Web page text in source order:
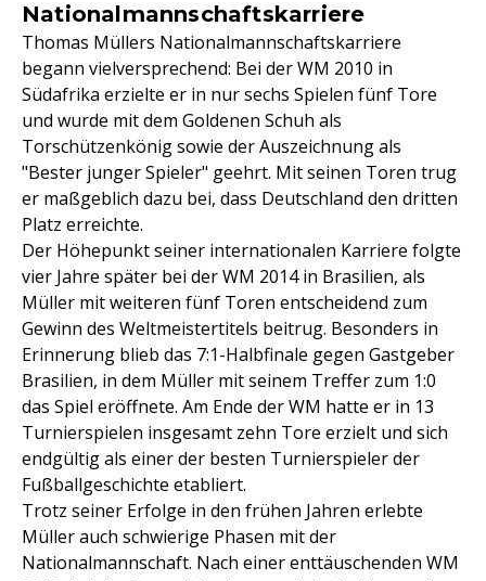
Nationalmannschaftskarriere
Thomas Müllers Nationalmannschaftskarriere
begann vielversprechend: Bei der WM 2010 in
Südafrika erzielte er in nur sechs Spielen fünf Tore
und wurde mit dem Goldenen Schuh als
Torschützenkönig sowie der Auszeichnung als
"Bester junger Spieler" geehrt. Mit seinen Toren trug
er maßgeblich dazu bei, dass Deutschland den dritten
Platz erreichte.
Der Höhepunkt seiner internationalen Karriere folgte
vier Jahre später bei der WM 2014 in Brasilien, als
Müller mit weiteren fünf Toren entscheidend zum
Gewinn des Weltmeistertitels beitrug. Besonders in
Erinnerung blieb das 7:1-Halbfinale gegen Gastgeber
Brasilien, in dem Müller mit seinem Treffer zum 1:0
das Spiel eröffnete. Am Ende der WM hatte er in 13
Turnierspielen insgesamt zehn Tore erzielt und sich
endgültig als einer der besten Turnierspieler der
Fußballgeschichte etabliert.
Trotz seiner Erfolge in den frühen Jahren erlebte
Müller auch schwierige Phasen mit der
Nationalmannschaft. Nach einer enttäuschenden WM